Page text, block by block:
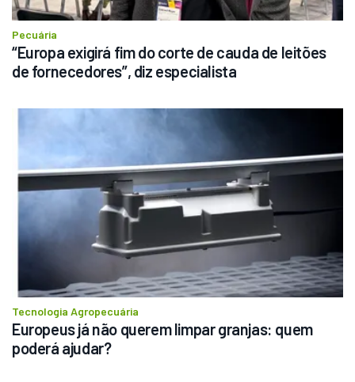
Pecuária
“Europa exigirá fim do corte de cauda de leitões
de fornecedores”, diz especialista
Tecnologia Agropecuária
Europeus já não querem limpar granjas: quem
poderá ajudar?